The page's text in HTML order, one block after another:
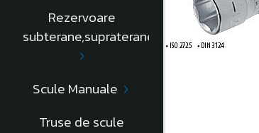
Rezervoare
subterane,supraterane
Scule Manuale
Truse de scule